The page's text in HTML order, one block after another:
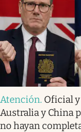
Atención. Oficial
Australia y China
no hayan